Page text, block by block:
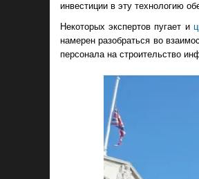
инвестиции в эту технологию
Некоторых экспертов пугает и
намерен разобраться во
персонала на строительство